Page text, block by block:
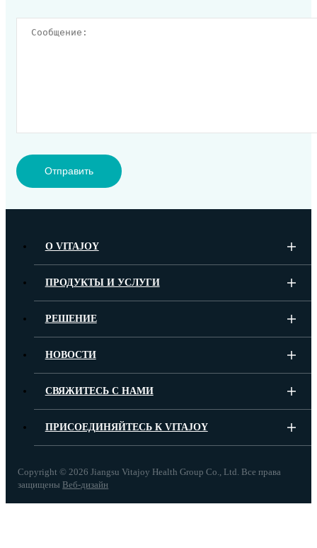
Отправить
О VITAJOY
ПРОДУКТЫ И УСЛУГИ
РЕШЕНИЕ
НОВОСТИ
СВЯЖИТЕСЬ С НАМИ
ПРИСОЕДИНЯЙТЕСЬ К VITAJOY
Copyright ©2026 Jiangsu Vitajoy Health Group Co., Ltd. Все права
защищены Веб-дизайн